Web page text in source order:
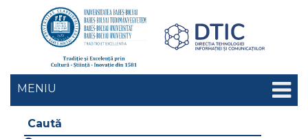
content
MENIU
Caută